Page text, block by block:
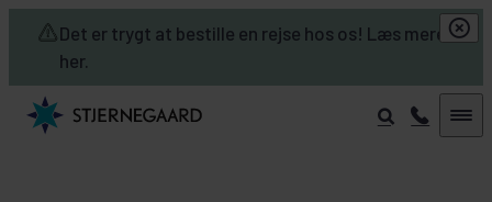
Det er trygt at bestille en rejse hos os! Læs mere
her.
Skip to main content